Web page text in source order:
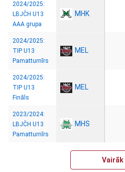
2024/2025:
LBJČH U13
AAA grupa
MHK
2024/2025:
TIP U13
Pamatturnīrs
MEL
2024/2025:
TIP U13
Fināls
MEL
2023/2024:
LBJČH U13
Pamatturnīrs
MHS
Vairāk